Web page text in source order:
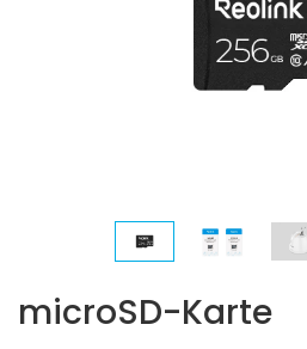
microSD-Karte